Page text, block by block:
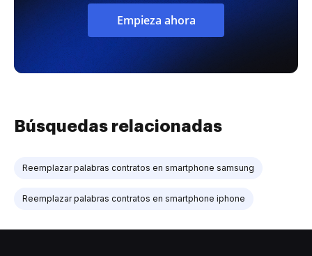
Empieza ahora
Búsquedas relacionadas
Reemplazar palabras contratos en smartphone samsung
Reemplazar palabras contratos en smartphone iphone